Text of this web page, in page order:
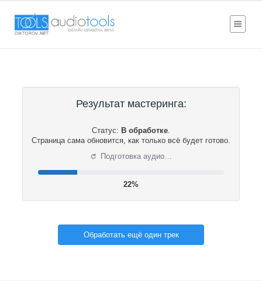
Результат мастеринга:
Статус: В обработке.
Страница сама обновится, как только всё будет готово.
⟳ Подготовка аудио…
22%
Обработать ещё один трек